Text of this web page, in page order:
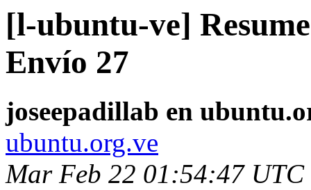
[l-ubuntu-ve]
Envío 27
joseepadillab en
ubuntu.org.ve
Mar Feb 22 01:54:47 UTC